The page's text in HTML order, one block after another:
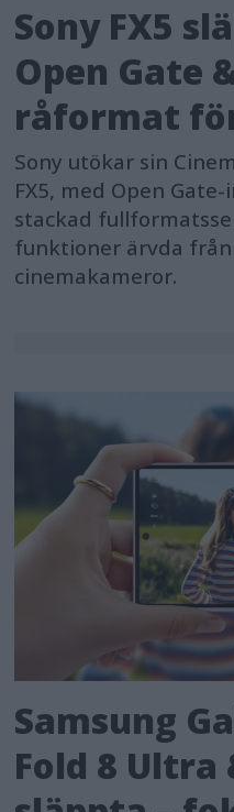
Sony FX5
Open Gate
råformat
Sony utökar sin
FX5, med Open
stackad
funktioner ärvda från
cinemakameror.
Samsung
Fold 8 Ultra